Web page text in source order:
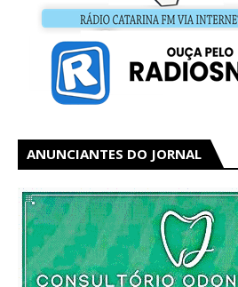
ANUNCIANTES DO JORNAL